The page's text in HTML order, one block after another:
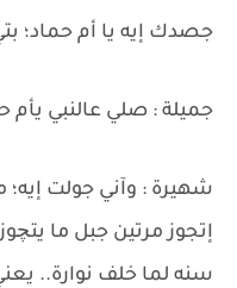
جصدك إيه يا أم حماد؛
جميلة : صلي عالنبي
شهيرة : وآني جولت إيه؛
إتجوز مرتين جبل ما
سنه لما خلف نوارة..